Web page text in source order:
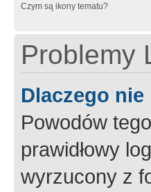
Czym są ikony tematu?
Problemy
Dlaczego
Powodów
prawidłowy
wyrzucony z